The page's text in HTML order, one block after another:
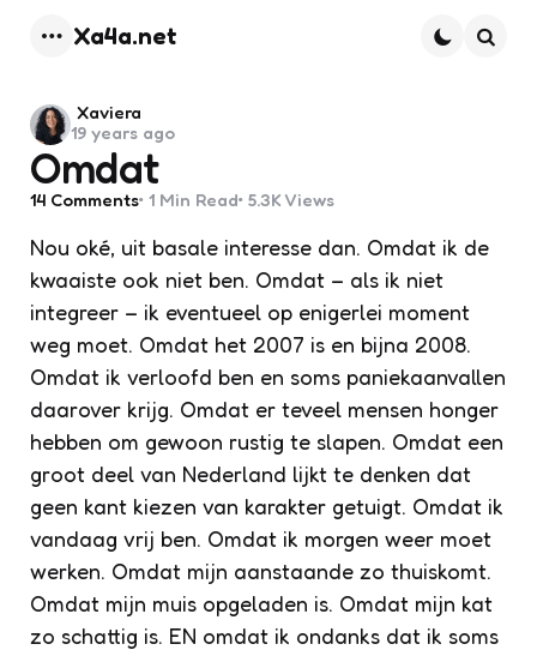
Xa4a.net
Omdat
Posted
by
Xaviera
19 years ago
14 Comments 1 Min Read 5.3K Views
Nou oké, uit basale interesse dan. Omdat ik de
kwaaiste ook niet ben. Omdat – als ik niet
integreer – ik eventueel op enigerlei moment
weg moet. Omdat het 2007 is en bijna 2008.
Omdat ik verloofd ben en soms paniekaanvallen
daarover krijg. Omdat er teveel mensen honger
hebben om gewoon rustig te slapen. Omdat een
groot deel van Nederland lijkt te denken dat
geen kant kiezen van karakter getuigt. Omdat ik
vandaag vrij ben. Omdat ik morgen weer moet
werken. Omdat mijn aanstaande zo thuiskomt.
Omdat mijn muis opgeladen is. Omdat mijn kat
zo schattig is. EN omdat ik ondanks dat ik soms